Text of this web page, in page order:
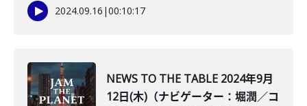
2024.09.16 |00:10:17
NEWS TO THE TABLE 2024年9月
12日(木)（ナビゲーター：堀潤／コ